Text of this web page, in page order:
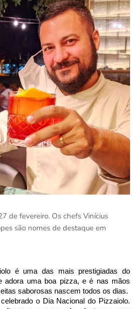
de fevereiro. Os chefs Vinícius
são nomes de destaque em
é uma das mais prestigiadas do
adora uma boa pizza, e é nas mãos
saborosas nascem todos os dias.
o Dia Nacional do Pizzaiolo.